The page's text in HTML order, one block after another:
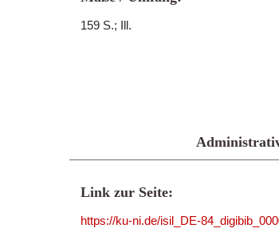
159 S.; Ill.
Link zur Seite:
https://ku-ni.de/isil_DE-